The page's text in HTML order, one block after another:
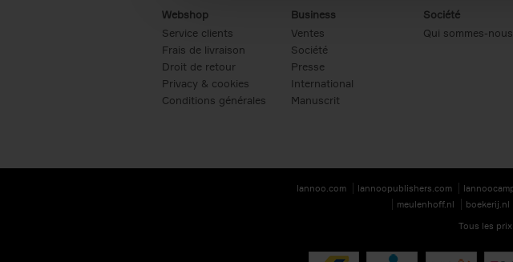
Webshop
Service clients
Frais de livraison
Droit de retour
Privacy & cookies
Conditions générales
Business
Ventes
Société
Presse
International
Manuscrit
Société
Qui sommes-
lannoo.com lannoopublishers.com
meulenhoff.nl
boekerij.nl
Tous les